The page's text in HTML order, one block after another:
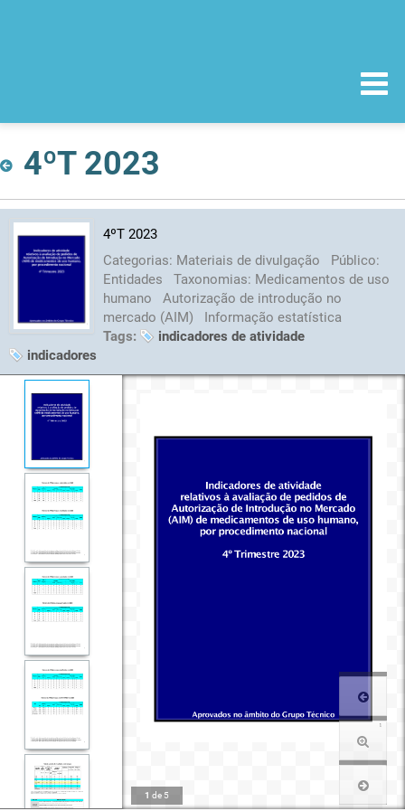
4ºT 2023
4ºT 2023
Categorias: Materiais de divulgação
Público:
Entidades
Taxonomias: Medicamentos de uso
humano
Autorização de introdução no
mercado (AIM)
Informação estatística
Tags:
indicadores de atividade
indicadores
1 de 5